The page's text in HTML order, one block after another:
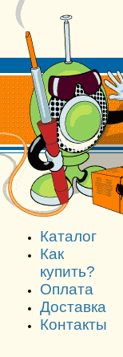
Каталог
Как
купить?
Оплата
Доставка
Контакты